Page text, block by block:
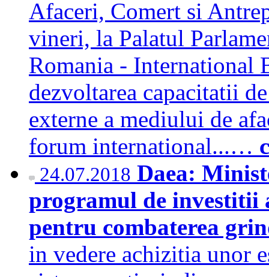
Afaceri, Comert si
vineri, la Palatul
Romania - International
dezvoltarea capacitatii
externe a mediului de
forum international...…
24.07.2018 Daea:
programul de investitii
pentru combaterea
in vedere achizitia unor